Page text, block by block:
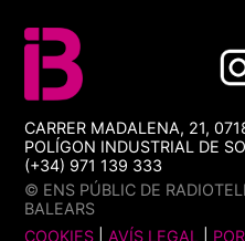
CARRER MADALENA, 21,
POLÍGON INDUSTRIAL DE
(+34) 971 139 333
© ENS PÚBLIC DE
BALEARS
COOKIES
AVÍS LEGAL